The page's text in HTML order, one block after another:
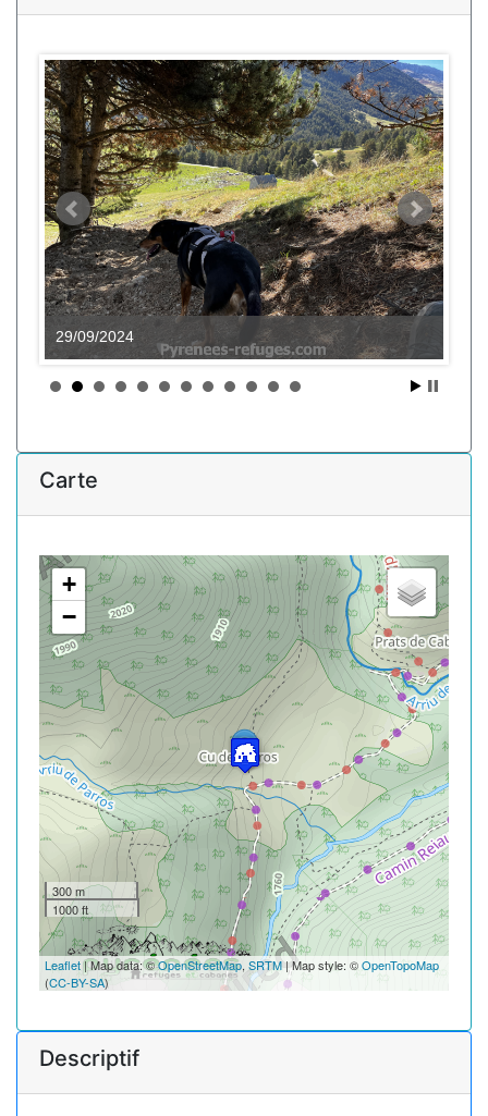
29/09/2024
Carte
+
−
300 m
1000 ft
Leaflet| Map data: ©OpenStreetMap, SRTM| Map style: ©OpenTopoMap
(CC-BY-SA)
Descriptif